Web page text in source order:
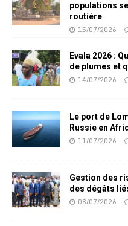
populations
routière
15/07/2026
Evala 2026 :
de plumes et
14/07/2026
Le port de
Russie en
11/07/2026
Gestion des
des dégâts
08/07/2026